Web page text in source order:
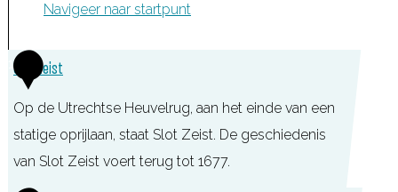
Navigeer naar startpunt
1Slot Zeist
Op de Utrechtse Heuvelrug, aan het einde van een
statige oprijlaan, staat Slot Zeist. De geschiedenis
van Slot Zeist voert terug tot 1677.